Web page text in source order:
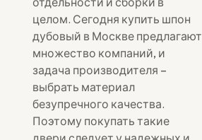
целом. Сегодня купить шпон
дубовый в Москве предлагают
множество компаний, и
задача производителя –
выбрать материал
безупречного качества.
Поэтому покупать такие